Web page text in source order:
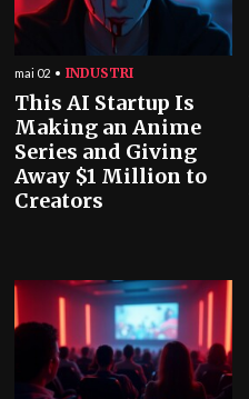
mai 02 INDUSTRI
This AI Startup Is
Making an Anime
Series and Giving
Away $1 Million to
Creators